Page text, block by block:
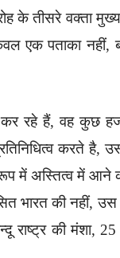
के तीसरे वक्ता
एक पताका नहीं,
रहे हैं, वह कुछ
करते है,
में अस्तित्व में आने
भारत की नहीं, उस
राष्ट्र की मंशा,